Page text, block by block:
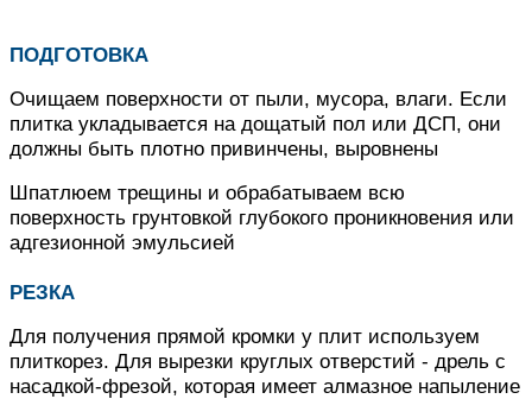
ПОДГОТОВКА
Очищаем поверхности от пыли, мусора, влаги. Если
плитка укладывается на дощатый пол или ДСП, они
должны быть плотно привинчены, выровнены
Шпатлюем трещины и обрабатываем всю
поверхность грунтовкой глубокого проникновения или
адгезионной эмульсией
РЕЗКА
Для получения прямой кромки у плит используем
плиткорез. Для вырезки круглых отверстий - дрель с
насадкой-фрезой, которая имеет алмазное напыление